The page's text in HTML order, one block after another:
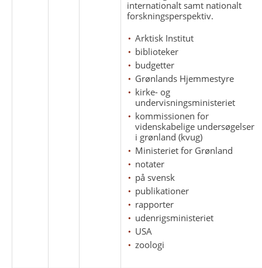
internationalt samt nationalt
forskningsperspektiv.
Arktisk Institut
biblioteker
budgetter
Grønlands Hjemmestyre
kirke- og
undervisningsministeriet
kommissionen for
videnskabelige undersøgelser
i grønland (kvug)
Ministeriet for Grønland
notater
på svensk
publikationer
rapporter
udenrigsministeriet
USA
zoologi